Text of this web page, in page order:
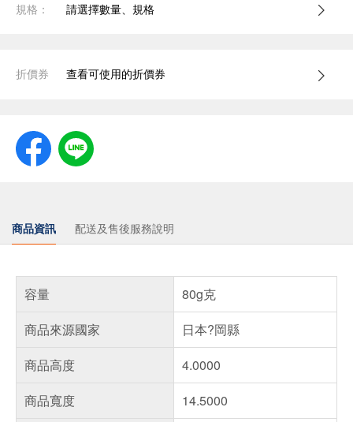
規格： 請選擇數量、規格
折價券 查看可使用的折價券
商品資訊 配送及售後服務說明
容量
80g克
商品來源國家
日本?岡縣
商品高度
4.0000
商品寬度
14.5000